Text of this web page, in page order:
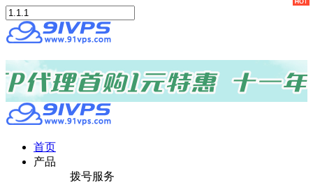
首页
产品
拨号服务